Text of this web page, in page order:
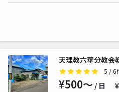
天理教六華分教
5 / 6
¥500〜 / 日